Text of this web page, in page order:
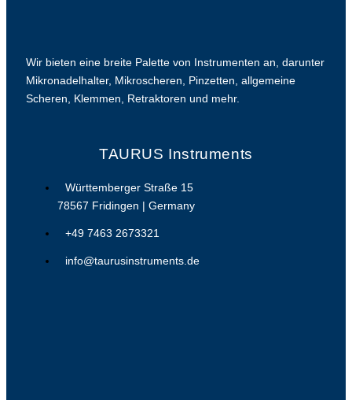
Wir bieten eine breite Palette von Instrumenten an, darunter
Mikronadelhalter, Mikroscheren, Pinzetten, allgemeine
Scheren, Klemmen, Retraktoren und mehr.
TAURUS Instruments
Württemberger Straße 15
78567 Fridingen | Germany
+49 7463 2673321
info@taurusinstruments.de